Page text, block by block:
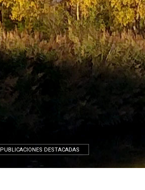
y
PUBLICACIONES DESTACADAS